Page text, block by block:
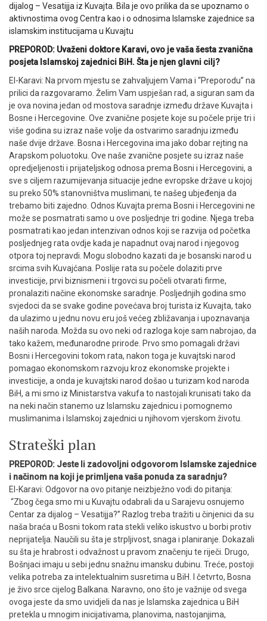
dijalog – Vesatijja iz Kuvajta. Bila je ovo prilika da se upoznamo o
aktivnostima ovog Centra kao i o odnosima Islamske zajednice sa
islamskim institucijama u Kuvajtu
PREPOROD: Uvaženi doktore Karavi, ovo je vaša šesta zvanična
posjeta Islamskoj zajednici BiH. Šta je njen glavni cilj?
El-Karavi: Na prvom mjestu se zahvaljujem Vama i “Preporodu” na
prilici da razgovaramo. Želim Vam uspješan rad, a siguran sam da
je ova novina jedan od mostova saradnje između države Kuvajta i
Bosne i Hercegovine. Ove zvanične posjete koje su počele prije tri i
više godina su izraz naše volje da ostvarimo saradnju između
naše dvije države. Bosna i Hercegovina ima jako dobar rejting na
Arapskom poluotoku. Ove naše zvanične posjete su izraz naše
opredjeljenosti i prijateljskog odnosa prema Bosni i Hercegovini, a
sve s ciljem razumijevanja situacije jedne evropske države u kojoj
su preko 50% stanovništva muslimani, te našeg ubjeđenja da
trebamo biti zajedno. Odnos Kuvajta prema Bosni i Hercegovini ne
može se posmatrati samo u ove posljednje tri godine. Njega treba
posmatrati kao jedan intenzivan odnos koji se razvija od početka
posljednjeg rata ovdje kada je napadnut ovaj narod i njegovog
otpora toj nepravdi. Mogu slobodno kazati da je bosanski narod u
srcima svih Kuvajćana. Poslije rata su počele dolaziti prve
investicije, prvi biznismeni i trgovci su počeli otvarati firme,
pronalaziti načine ekonomske saradnje. Posljednjih godina smo
svjedoci da se svake godine povećava broj turista iz Kuvajta, tako
da ulazimo u jednu novu eru još većeg zbližavanja i upoznavanja
naših naroda. Možda su ovo neki od razloga koje sam nabrojao, da
tako kažem, međunarodne prirode. Prvo smo pomagali državi
Bosni i Hercegovini tokom rata, nakon toga je kuvajtski narod
pomagao ekonomskom razvoju kroz ekonomske projekte i
investicije, a onda je kuvajtski narod došao u turizam kod naroda
BiH, a mi smo iz Ministarstva vakufa to nastojali krunisati tako da
na neki način stanemo uz Islamsku zajednicu i pomognemo
muslimanima i Islamskoj zajednici u njihovom vjerskom životu.
Strateški plan
PREPOROD: Jeste li zadovoljni odgovorom Islamske zajednice
i načinom na koji je primljena vaša ponuda za saradnju?
El-Karavi: Odgovor na ovo pitanje neizbježno vodi do pitanja:
“Zbog čega smo mi u Kuvajtu odabrali da u Sarajevu osnujemo
Centar za dijalog – Vesatijja?” Razlog treba tražiti u činjenici da su
naša braća u Bosni tokom rata stekli veliko iskustvo u borbi protiv
neprijatelja. Naučili su šta je strpljivost, snaga i planiranje. Dokazali
su šta je hrabrost i odvažnost u pravom značenju te riječi. Drugo,
Bošnjaci imaju u sebi jednu snažnu imansku dubinu. Treće, postoji
velika potreba za intelektualnim susretima u BiH. I četvrto, Bosna
je živo srce cijelog Balkana. Naravno, ono što je važnije od svega
ovoga jeste da smo uvidjeli da nas je Islamska zajednica u BiH
pretekla u mnogim inicijativama, planovima, nastojanjima,